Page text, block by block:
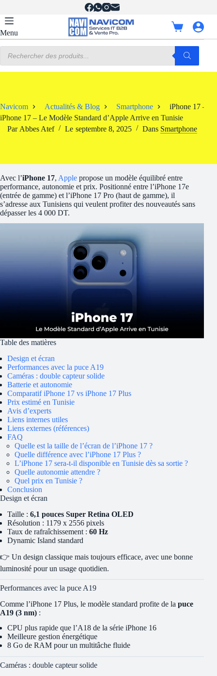
contenu
Menu
Panier
d’achat
produits
Navicom Actualités & Blog Smartphone
iPhone 17 –
iPhone 17 – Le Modèle Standard d’Apple Arrive en Tunisie
Par Abbes Atef Le septembre 8, 2025 Dans Smartphone
Avec l’iPhone 17, Apple propose un modèle équilibré entre
performance, autonomie et prix. Positionné entre l’iPhone 17e
(entrée de gamme) et l’iPhone 17 Pro (haut de gamme), il
s’adresse aux Tunisiens qui veulent profiter des nouveautés sans
dépasser les 4 000 DT.
Table des matières
Design et écran
Performances avec la puce A19
Caméras : double capteur solide
Batterie et autonomie
Comparatif iPhone 17 vs iPhone 17 Plus
Prix estimé en Tunisie
Avis d’experts
Liens internes utiles
Liens externes (références)
FAQ
Quelle est la taille de l’écran de l’iPhone 17 ?
Quelle différence avec l’iPhone 17 Plus ?
L’iPhone 17 sera-t-il disponible en Tunisie dès sa sortie ?
Quelle autonomie attendre ?
Quel prix en Tunisie ?
Conclusion
Design et écran
Taille : 6,1 pouces Super Retina OLED
Résolution : 1179 x 2556 pixels
Taux de rafraîchissement : 60 Hz
Dynamic Island standard
👉 Un design classique mais toujours efficace, avec une bonne
luminosité pour un usage quotidien.
Performances avec la puce A19
Comme l’iPhone 17 Plus, le modèle standard profite de la puce
A19 (3 nm) :
CPU plus rapide que l’A18 de la série iPhone 16
Meilleure gestion énergétique
8 Go de RAM pour un multitâche fluide
Caméras : double capteur solide